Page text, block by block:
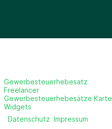
Gewerbesteuerhebesatz
Freelancer
Gewerbesteuerhebesätze Karte
Widgets
Datenschutz Impressum